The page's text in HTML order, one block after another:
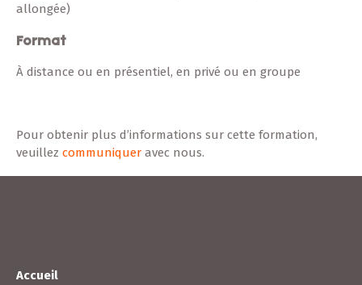
allongée)
Format
À distance ou en présentiel, en privé ou en groupe
Pour obtenir plus d’informations sur cette formation,
veuillez communiquer avec nous.
Accueil